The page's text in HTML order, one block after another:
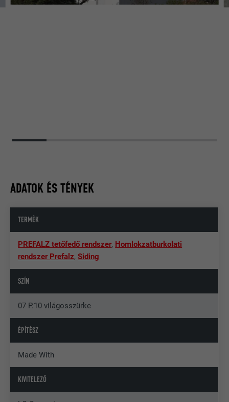
ADATOK ÉS TÉNYEK
TERMÉK
PREFALZ tetőfedő rendszer, Homlokzatburkolati
rendszer Prefalz,Siding
SZÍN
07 P.10 világosszürke
ÉPÍTÉSZ
Made With
KIVITELEZŐ